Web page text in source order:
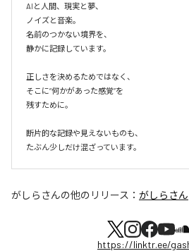
AIと人間、現実と夢、
ノイズと音楽。
名前のつかない境界を、
静かに記録しています。
正しさを決めるためではなく、
そこに“何かがあった感覚”を
残すために。
断片的な記録や見えないものも、
たぶん少しだけ混ざっています。
がしらさんの他のリリース： がしらさん
https://linktr.ee/